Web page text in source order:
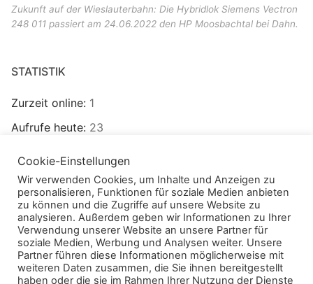
Zukunft auf der Wieslauterbahn: Die Hybridlok Siemens Vectron
248 011 passiert am 24.06.2022 den HP Moosbachtal bei Dahn.
STATISTIK
Zurzeit online: 1
Aufrufe heute: 23
Aufrufe gesamt:272.624
Besucher gesamt:99.691
Cookie-Einstellungen
Wir verwenden Cookies, um Inhalte und Anzeigen zu
personalisieren, Funktionen für soziale Medien anbieten
zu können und die Zugriffe auf unsere Website zu
analysieren. Außerdem geben wir Informationen zu Ihrer
Verwendung unserer Website an unsere Partner für
soziale Medien, Werbung und Analysen weiter. Unsere
Partner führen diese Informationen möglicherweise mit
weiteren Daten zusammen, die Sie ihnen bereitgestellt
haben oder die sie im Rahmen Ihrer Nutzung der Dienste